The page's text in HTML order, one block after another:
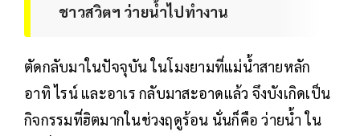
ชาวสวิตฯ ว่ายน้ำไปทำงาน
ตัดกลับมาในปัจจุบัน ในโมงยามที่แม่น้ำสายหลัก
อาทิ ไรน์ และอาเร กลับมาสะอาดแล้ว จึงบังเกิดเป็น
กิจกรรมที่ฮิตมากในช่วงฤดูร้อน นั่นก็คือ ว่ายน้ำ ใน